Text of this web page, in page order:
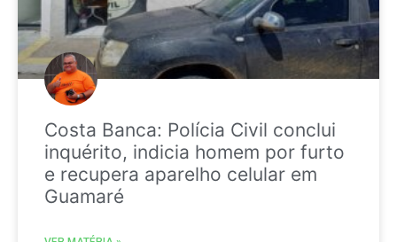
Costa Banca: Polícia Civil conclui
inquérito, indicia homem por furto
e recupera aparelho celular em
Guamaré